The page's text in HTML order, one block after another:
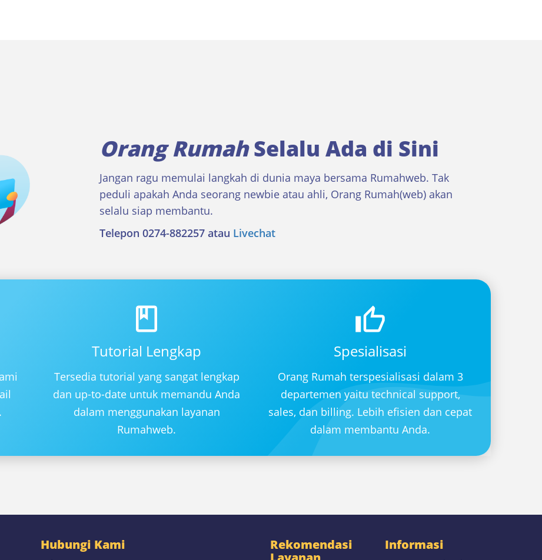
Orang RumahSelalu Ada di Sini
Jangan ragu memulai langkah di dunia maya bersama Rumahweb. Tak
peduli apakah Anda seorang newbie atau ahli, Orang Rumah(web) akan
selalu siap membantu.
Telepon 0274-882257 atau Livechat
Tutorial Lengkap
Tersedia tutorial yang sangat lengkap
dan up-to-date untuk memandu Anda
dalam menggunakan layanan
Rumahweb.
Spesialisasi
Orang Rumah terspesialisasi dalam 3
departemen yaitu technical support,
sales, dan billing. Lebih efisien dan cepat
dalam membantu Anda.
Hubungi Kami
Rekomendasi
Informasi